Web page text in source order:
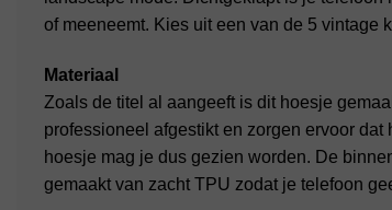
of meeneemt. Kies uit een van de 5 vintage
Materiaal
Zoals de titel al aangeeft is dit hoesje
professioneel afgestikt en zorgen ervoor
hoesje mag je dus gezien worden. De
gemaakt van zacht TPU zodat je telefoon